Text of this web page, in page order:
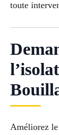
toute
Améliorez